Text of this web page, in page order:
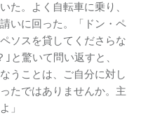
た。よく自転車に乗り、
いに回った。「ドン・ペ
ソスを貸してくださらな
と驚いて問い返すと、
うことは、ご自分に対し
たではありませんか。主
よ」